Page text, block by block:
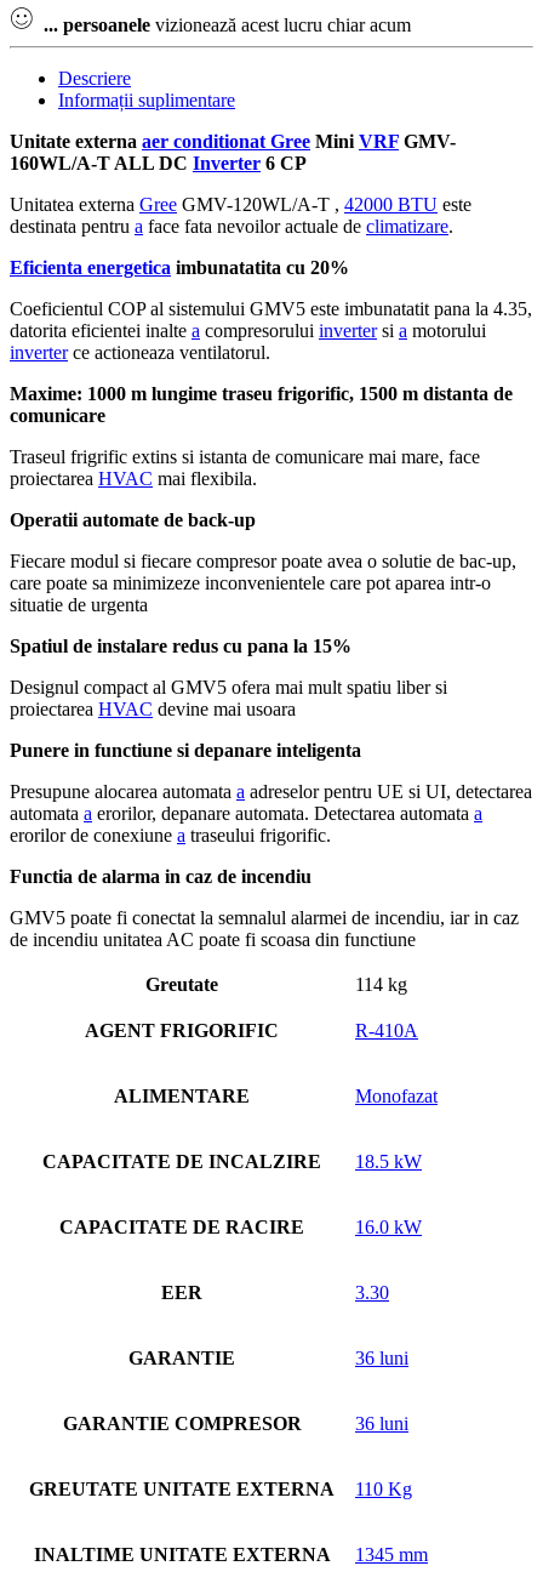
... persoanele vizionează acest lucru chiar acum
Descriere
Informații suplimentare
Unitate externa aer conditionat Gree Mini VRF GMV-
160WL/A-T ALL DC Inverter 6 CP
Unitatea externa Gree GMV-120WL/A-T , 42000 BTU este
destinata pentru a face fata nevoilor actuale de climatizare.
Eficienta energetica imbunatatita cu 20%
Coeficientul COP al sistemului GMV5 este imbunatatit pana la 4.35,
datorita eficientei inalte a compresorului invertersi a motorului
inverterce actioneaza ventilatorul.
Maxime: 1000 m lungime traseu frigorific, 1500 m distanta de
comunicare
Traseul frigrific extins si istanta de comunicare mai mare, face
proiectarea HVAC mai flexibila.
Operatii automate de back-up
Fiecare modul si fiecare compresor poate avea o solutie de bac-up,
care poate sa minimizeze inconvenientele care pot aparea intr-o
situatie de urgenta
Spatiul de instalare redus cu pana la 15%
Designul compact al GMV5 ofera mai mult spatiu liber si
proiectarea HVAC devine mai usoara
Punere in functiune si depanare inteligenta
Presupune alocarea automata a adreselor pentru UE si UI, detectarea
automata a erorilor, depanare automata. Detectarea automata a
erorilor de conexiune a traseului frigorific.
Functia de alarma in caz de incendiu
GMV5 poate fi conectat la semnalul alarmei de incendiu, iar in caz
de incendiu unitatea AC poate fi scoasa din functiune
Greutate 114 kg
AGENT FRIGORIFIC R-410A
ALIMENTARE Monofazat
CAPACITATE DE INCALZIRE 18.5 kW
CAPACITATE DE RACIRE 16.0 kW
EER 3.30
GARANTIE 36 luni
GARANTIE COMPRESOR 36 luni
GREUTATE UNITATE EXTERNA 110 Kg
INALTIME UNITATE EXTERNA 1345 mm